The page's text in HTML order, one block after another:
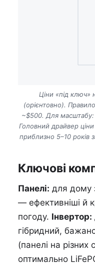
Ціни «під ключ»
(орієнтовно).
~$500. Для масштабу:
Головний драйвер
приблизно 5–10 років
Ключові
Панелі: для дому
— ефективніші й
погоду. Інвертор:
гібридний,
(панелі на різних
оптимально